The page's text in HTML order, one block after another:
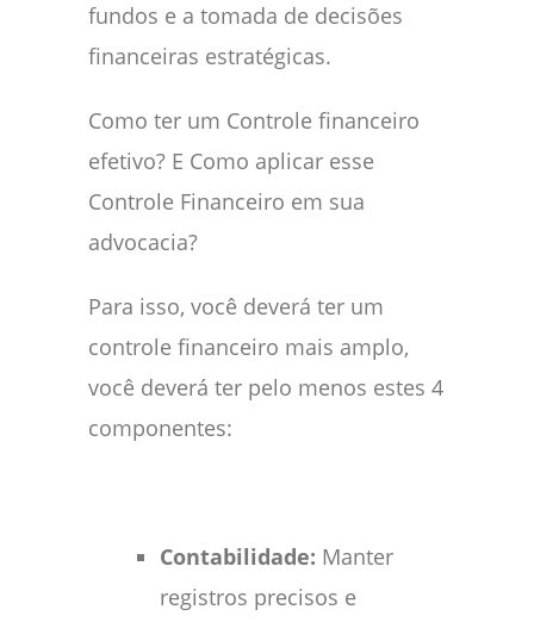
fundos e a tomada de decisões
financeiras estratégicas.
Como ter um Controle financeiro
efetivo? E Como aplicar esse
Controle Financeiro em sua
advocacia?
Para isso, você deverá ter um
controle financeiro mais amplo,
você deverá ter pelo menos estes 4
componentes:
Contabilidade: Manter
registros precisos e